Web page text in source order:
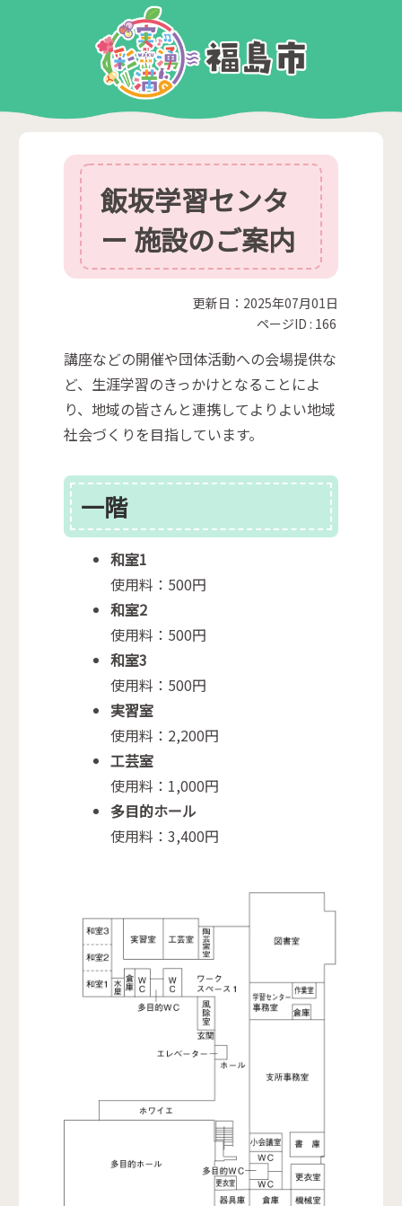
飯坂学習センタ
ー 施設のご案内
更新日：2025年07月01日
ページID : 166
講座などの開催や団体活動への会場提供な
ど、生涯学習のきっかけとなることによ
り、地域の皆さんと連携してよりよい地域
社会づくりを目指しています。
一階
和室1
使用料：500円
和室2
使用料：500円
和室3
使用料：500円
実習室
使用料：2,200円
工芸室
使用料：1,000円
多目的ホール
使用料：3,400円